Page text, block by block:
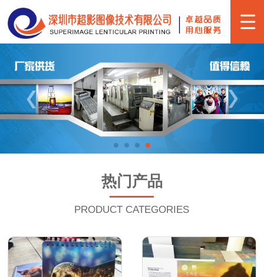
热门产品
PRODUCT CATEGORIES